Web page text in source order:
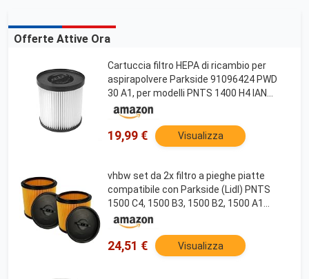
Offerte Attive Ora
Cartuccia filtro HEPA di ricambio per
aspirapolvere Parkside 91096424 PWD
30 A1, per modelli PNTS 1400 H4 IAN
322475, ricambi accessori (1 pezzo)
19,99 € Visualizza
vhbw set da 2x filtro a pieghe piatte
compatibile con Parkside (Lidl) PNTS
1500 C4, 1500 B3, 1500 B2, 1500 A1
aspirapolvere - Cartuccia filtrante
24,51 € Visualizza